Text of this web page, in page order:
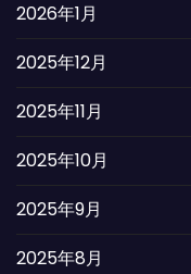
2026年1月
2025年12月
2025年11月
2025年10月
2025年9月
2025年8月